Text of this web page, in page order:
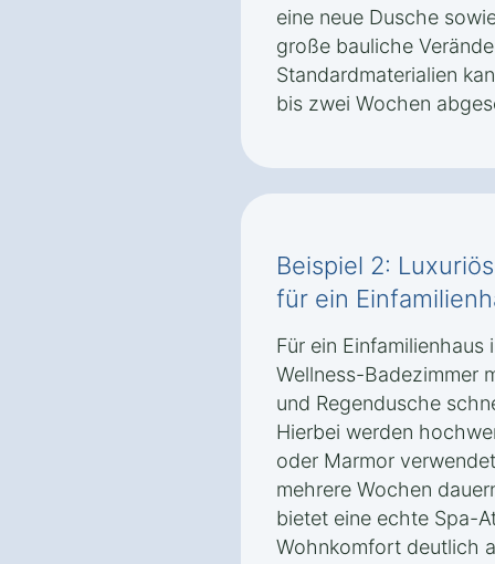
eine neue Dusche
große bauliche
Standardmaterialien
bis zwei Wochen
Beispiel 2:
für ein
Für ein
Wellness-Badezimmer
und Regendusche
Hierbei werden
oder Marmor
mehrere Wochen
bietet eine echte Spa-
Wohnkomfort deutlich